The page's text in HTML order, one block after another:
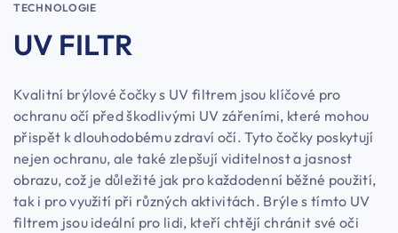
TECHNOLOGIE
UV FILTR
Kvalitní brýlové čočky s UV filtrem jsou klíčové pro
ochranu očí před škodlivými UV zářeními, které mohou
přispět k dlouhodobému zdraví očí. Tyto čočky poskytují
nejen ochranu, ale také zlepšují viditelnost a jasnost
obrazu, což je důležité jak pro každodenní běžné použití,
tak i pro využití při různých aktivitách. Brýle s tímto UV
filtrem jsou ideální pro lidi, kteří chtějí chránit své oči